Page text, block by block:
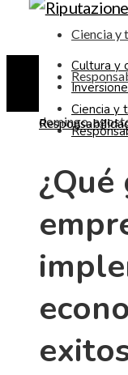
Ciencia y
domingo,
Cultura y
Ciencia y